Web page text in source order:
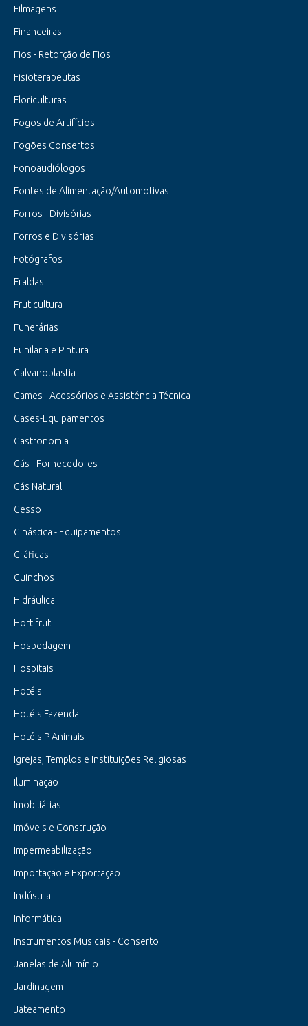
Filmagens
Financeiras
Fios - Retorção de Fios
Fisioterapeutas
Floriculturas
Fogos de Artifícios
Fogões Consertos
Fonoaudiólogos
Fontes de Alimentação/Automotivas
Forros - Divisórias
Forros e Divisórias
Fotógrafos
Fraldas
Fruticultura
Funerárias
Funilaria e Pintura
Galvanoplastia
Games - Acessórios e Assisténcia Técnica
Gases-Equipamentos
Gastronomia
Gás - Fornecedores
Gás Natural
Gesso
Ginástica - Equipamentos
Gráficas
Guinchos
Hidráulica
Hortifruti
Hospedagem
Hospitais
Hotéis
Hotéis Fazenda
Hotéis P Animais
Igrejas, Templos e Instituições Religiosas
Iluminação
Imobiliárias
Imóveis e Construção
Impermeabilização
Importação e Exportação
Indústria
Informática
Instrumentos Musicais - Conserto
Janelas de Alumínio
Jardinagem
Jateamento